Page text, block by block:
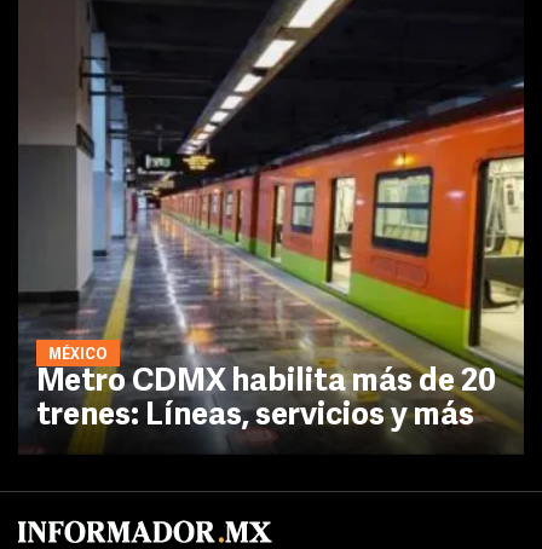
MÉXICO
Metro CDMX habilita más de 20
trenes: Líneas, servicios y más